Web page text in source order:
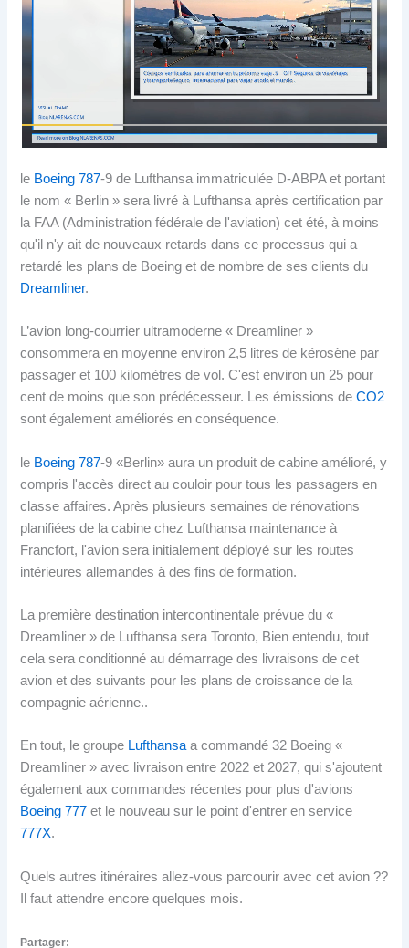
le Boeing 787-9 de Lufthansa immatriculée D-ABPA et portant
le nom « Berlin » sera livré à Lufthansa après certification par
la FAA (Administration fédérale de l'aviation) cet été, à moins
qu'il n'y ait de nouveaux retards dans ce processus qui a
retardé les plans de Boeing et de nombre de ses clients du
Dreamliner.
L’avion long-courrier ultramoderne « Dreamliner »
consommera en moyenne environ 2,5 litres de kérosène par
passager et 100 kilomètres de vol. C'est environ un 25 pour
cent de moins que son prédécesseur. Les émissions deCO2
sont également améliorés en conséquence.
le Boeing 787-9 «Berlin» aura un produit de cabine amélioré, y
compris l'accès direct au couloir pour tous les passagers en
classe affaires. Après plusieurs semaines de rénovations
planifiées de la cabine chez Lufthansa maintenance à
Francfort, l'avion sera initialement déployé sur les routes
intérieures allemandes à des fins de formation.
La première destination intercontinentale prévue du «
Dreamliner » de Lufthansa sera Toronto, Bien entendu, tout
cela sera conditionné au démarrage des livraisons de cet
avion et des suivants pour les plans de croissance de la
compagnie aérienne..
En tout, le groupe Lufthansaa commandé 32 Boeing «
Dreamliner » avec livraison entre 2022 et 2027, qui s'ajoutent
également aux commandes récentes pour plus d'avions
Boeing 777 et le nouveau sur le point d'entrer en service
777X.
Quels autres itinéraires allez-vous parcourir avec cet avion ??
Il faut attendre encore quelques mois.
Partager: